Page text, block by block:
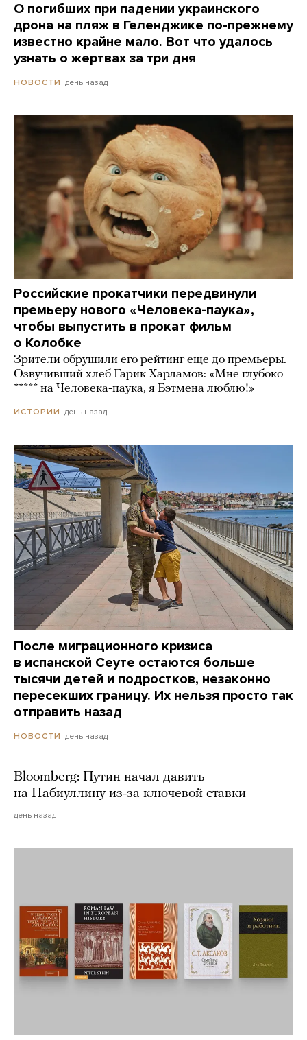
О погибших при падении украинского
дрона на пляж в Геленджике по-прежнему
известно крайне мало. Вот что удалось
узнать о жертвах за три дня
НОВОСТИ день назад
Российские прокатчики передвинули
премьеру нового «Человека-паука»,
чтобы выпустить в прокат фильм
о Колобке
Зрители обрушили его рейтинг еще до премьеры.
Озвучивший хлеб Гарик Харламов: «Мне глубоко
***** на Человека-паука, я Бэтмена люблю!»
ИСТОРИИ день назад
После миграционного кризиса
в испанской Сеуте остаются больше
тысячи детей и подростков, незаконно
пересекших границу. Их нельзя просто так
отправить назад
НОВОСТИ день назад
Bloomberg: Путин начал давить
на Набиуллину из-за ключевой ставки
день назад